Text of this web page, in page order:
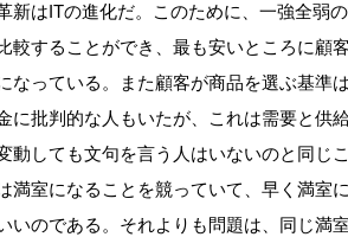
新はITの進化だ。このために、一強全弱
することができ、最も安いところに顧
なっている。また顧客が商品を選ぶ基準
批判的な人もいたが、これは需要と供
しても文句を言う人はいないのと同じこ
室になることを競っていて、早く満室
いのである。それよりも問題は、同じ満